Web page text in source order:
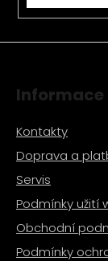
Informace
Kontakty
Doprava a
Servis
Podmínky užití
Obchodní
Podmínky